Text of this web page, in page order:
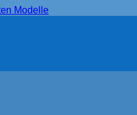
– die besten